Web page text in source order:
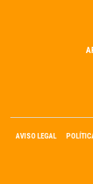
AVISO LEGAL